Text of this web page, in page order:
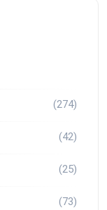
(274)
(42)
(25)
(73)